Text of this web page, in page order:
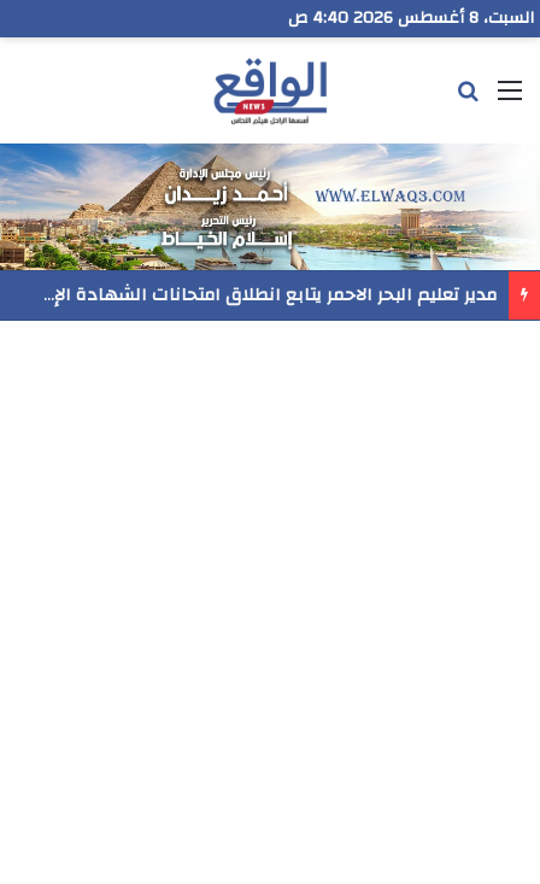
السبت، 8 أغسطس 2026 4:40 ص
القائمة
مدير تعليم البحر الاحمر يتابع انطلاق امتحانات الشهادة الإعدادية ويؤكد: الانضباط